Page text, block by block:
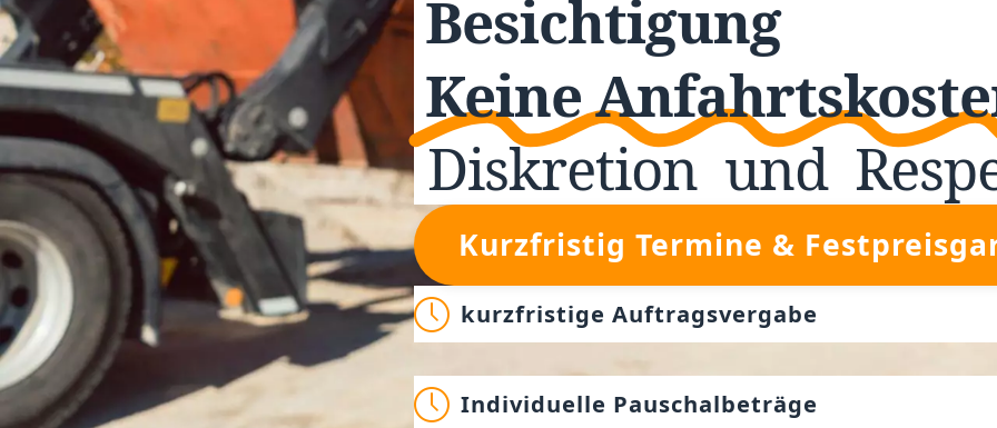
Besichtigung
Keine
Diskretion und
Kurzfristig Termine &
kurzfristige Auftragsvergabe
Individuelle Pauschalbeträge